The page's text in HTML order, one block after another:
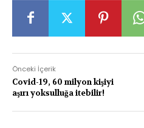
Önceki İçerik
Covid-19, 60 milyon kişiyi
aşırı yoksulluğa itebilir!